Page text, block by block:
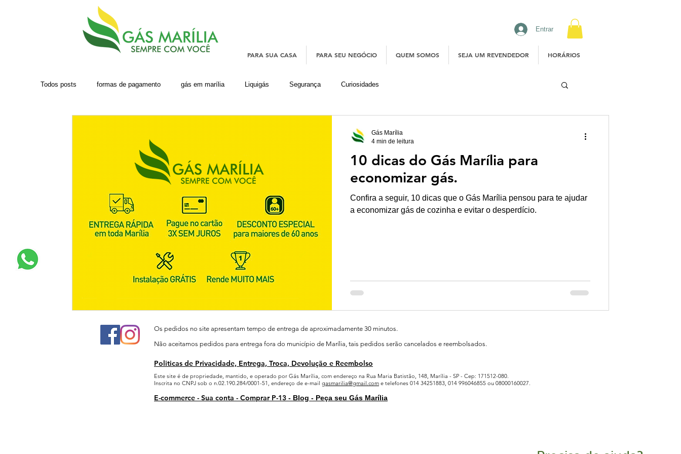
PARA SUA CASA PARA SEU NEGÓCIO QUEM SOMOS SEJA UM REVENDEDOR HORÁRIOS
Entrar
Todos posts formas de pagamento gás em marília Liquigás Segurança Curiosidades
10 dicas do Gás Marília para
economizar gás.
Confira a seguir, 10 dicas que o Gás Marília pensou para te ajudar
a economizar gás de cozinha e evitar o desperdício.
Gás Marília
4 min de leitura
Os pedidos no site apresentam tempo de entrega de aproximadamente 30 minutos.
Não aceitamos pedidos para entrega fora do município de Marília, tais pedidos serão cancelados e reembolsados.
Politicas de Privacidade, Entrega, Troca, Devolução e Reembolso
Este site é de propriedade, mantido, e operado por Gás Marília, com endereço na Rua Maria Batistão, 148, Marília - SP - Cep: 171512-080.
Inscrita no CNPJ sob o n.02.190.284/0001-51, endereço de e-mail gasmarilia@gmail.com e telefones 014 34251883, 014 996046855 ou 08000160027.
E-commerce - Sua conta - Comprar P-13 - Blog - Peça seu Gás Marília